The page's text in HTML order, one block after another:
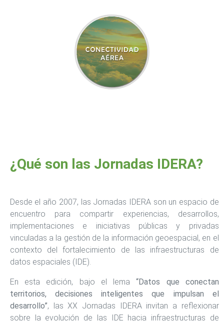
¿Qué son las Jornadas IDERA?
Desde el año 2007, las Jornadas IDERA son un espacio de
encuentro para compartir experiencias, desarrollos,
implementaciones e iniciativas públicas y privadas
vinculadas a la gestión de la información geoespacial, en el
contexto del fortalecimiento de las infraestructuras de
datos espaciales (IDE).
En esta edición, bajo el lema“Datos que conectan
territorios, decisiones inteligentes que impulsan el
desarrollo”, las XX Jornadas IDERA invitan a reflexionar
sobre la evolución de las IDE hacia infraestructuras de